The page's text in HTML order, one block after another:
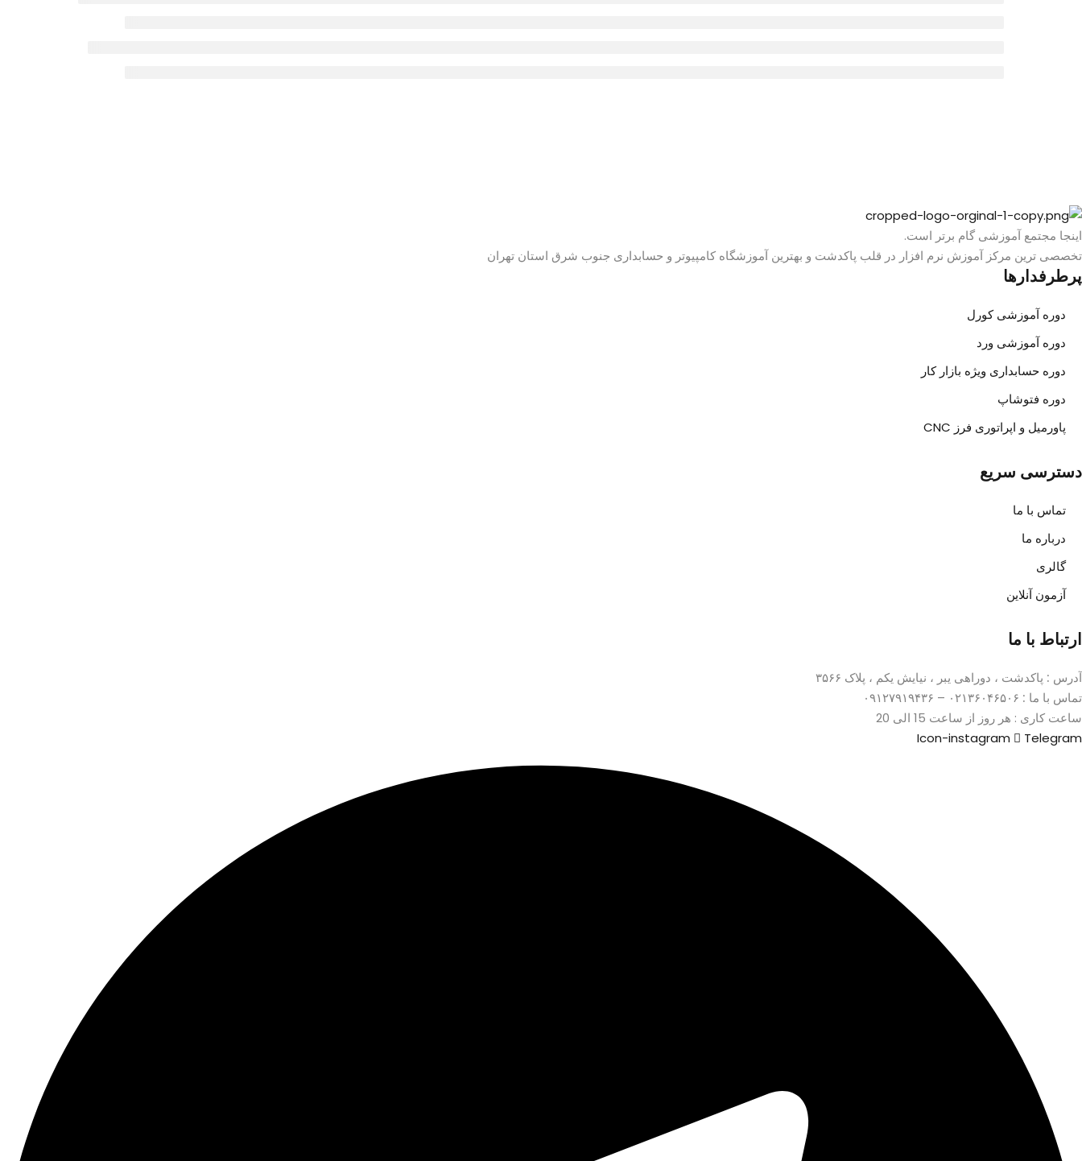
اینجا مجتمع آموزشی گام برتر است.
تخصصی ترین مرکز آموزش نرم افزار در قلب پاکدشت و بهترین آموزشگاه کامپیوتر و حسابداری جنوب شرق استان تهران
پرطرفدارها
دوره آموزشی کورل
دوره آموزشی ورد
دوره حسابداری ویژه بازار کار
دوره فتوشاپ
پاورمیل و اپراتوری فرز CNC
دسترسی سریع
تماس با ما
درباره ما
گالری
آزمون آنلاین
ارتباط با ما
آدرس : پاکدشت ، دوراهی یبر ، نیایش یکم ، پلاک ۳۵۶۶
تماس با ما :
ساعت کاری : هر روز از ساعت 15 الی 20
Icon-instagram
Telegram